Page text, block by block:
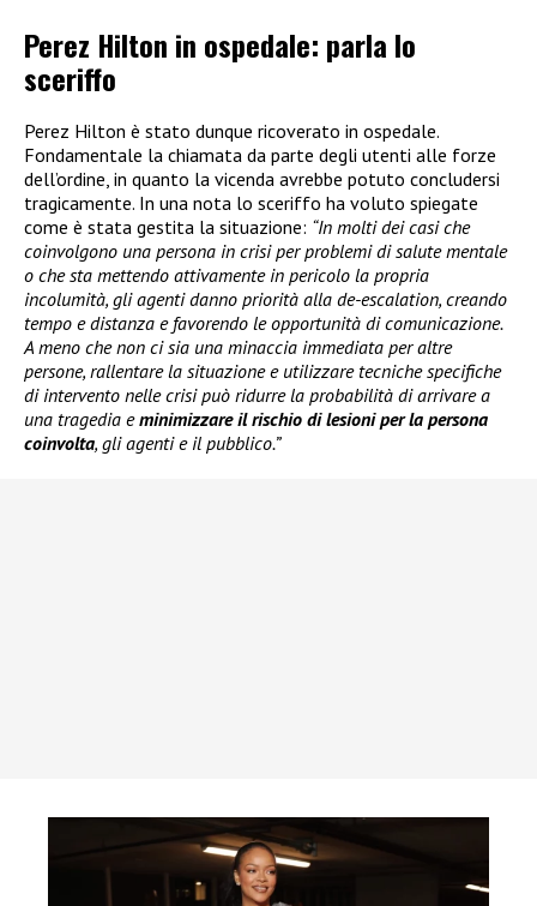
Perez Hilton in ospedale: parla lo
sceriffo
Perez Hilton è stato dunque ricoverato in ospedale.
Fondamentale la chiamata da parte degli utenti alle forze
dell’ordine, in quanto la vicenda avrebbe potuto concludersi
tragicamente. In una nota lo sceriffo ha voluto spiegate
come è stata gestita la situazione: “In molti dei casi che
coinvolgono una persona in crisi per problemi di salute mentale
o che sta mettendo attivamente in pericolo la propria
incolumità, gli agenti danno priorità alla de-escalation, creando
tempo e distanza e favorendo le opportunità di comunicazione.
A meno che non ci sia una minaccia immediata per altre
persone, rallentare la situazione e utilizzare tecniche specifiche
di intervento nelle crisi può ridurre la probabilità di arrivare a
una tragedia eminimizzare il rischio di lesioni per la persona
coinvolta, gli agenti e il pubblico.”